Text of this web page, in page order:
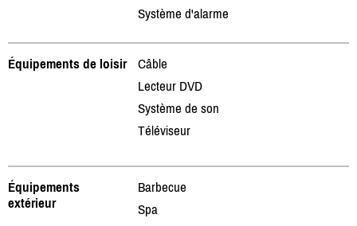
Système d'alarme
Équipements de loisir
Câble
Lecteur DVD
Système de son
Téléviseur
Équipements
extérieur
Barbecue
Spa